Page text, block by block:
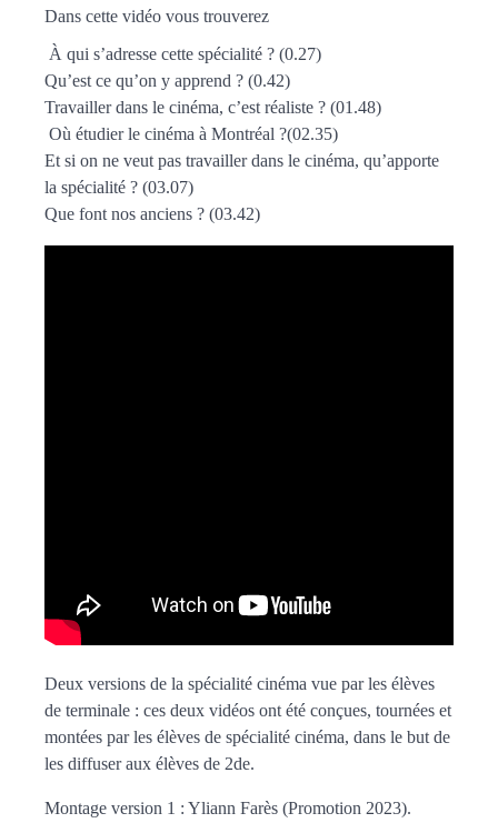
Dans cette vidéo vous trouverez
À qui s’adresse cette spécialité ? (0.27)
Qu’est ce qu’on y apprend ? (0.42)
Travailler dans le cinéma, c’est réaliste ? (01.48)
Où étudier le cinéma à Montréal ?(02.35)
Et si on ne veut pas travailler dans le cinéma, qu’apporte
la spécialité ? (03.07)
Que font nos anciens ? (03.42)
Deux versions de la spécialité cinéma vue par les élèves
de terminale : ces deux vidéos ont été conçues, tournées et
montées par les élèves de spécialité cinéma, dans le but de
les diffuser aux élèves de 2de.
Montage version 1 : Yliann Farès (Promotion 2023).